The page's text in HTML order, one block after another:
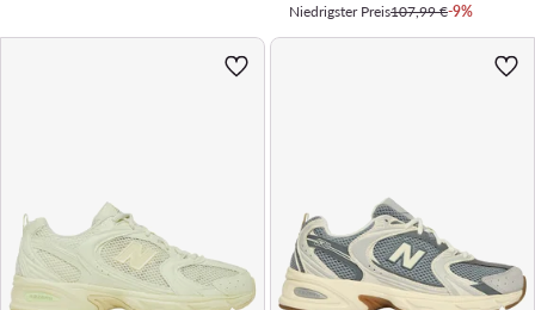
Niedrigster Preis107,99 €-9%